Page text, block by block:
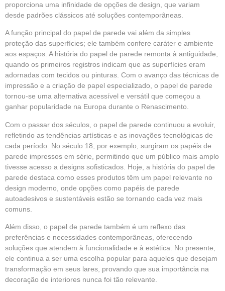
proporciona uma infinidade de opções de design, que variam
desde padrões clássicos até soluções contemporâneas.
A função principal do papel de parede vai além da simples
proteção das superfícies; ele também confere caráter e ambiente
aos espaços. A história do papel de parede remonta à antiguidade,
quando os primeiros registros indicam que as superfícies eram
adornadas com tecidos ou pinturas. Com o avanço das técnicas de
impressão e a criação de papel especializado, o papel de parede
tornou-se uma alternativa acessível e versátil que começou a
ganhar popularidade na Europa durante o Renascimento.
Com o passar dos séculos, o papel de parede continuou a evoluir,
refletindo as tendências artísticas e as inovações tecnológicas de
cada período. No século 18, por exemplo, surgiram os papéis de
parede impressos em série, permitindo que um público mais amplo
tivesse acesso a designs sofisticados. Hoje, a história do papel de
parede destaca como esses produtos têm um papel relevante no
design moderno, onde opções como papéis de parede
autoadesivos e sustentáveis estão se tornando cada vez mais
comuns.
Além disso, o papel de parede também é um reflexo das
preferências e necessidades contemporâneas, oferecendo
soluções que atendem à funcionalidade e à estética. No presente,
ele continua a ser uma escolha popular para aqueles que desejam
transformação em seus lares, provando que sua importância na
decoração de interiores nunca foi tão relevante.